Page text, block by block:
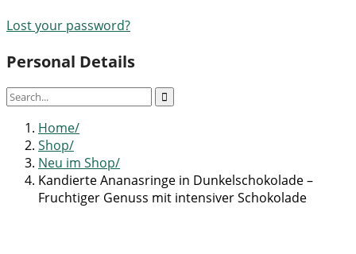
Lost your password?
Personal Details
Home
Shop
Neu im Shop
Kandierte Ananasringe in Dunkelschokolade –
Fruchtiger Genuss mit intensiver Schokolade